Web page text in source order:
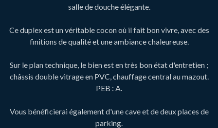
salle de douche élégante.
Ce duplex est un véritable cocon où il fait bon vivre, avec des
finitions de qualité et une ambiance chaleureuse.
Sur le plan technique, le bien est en très bon état d'entretien ;
châssis double vitrage en PVC, chauffage central au mazout.
PEB : A.
Vous bénéficierai également d'une cave et de deux places de
parking.